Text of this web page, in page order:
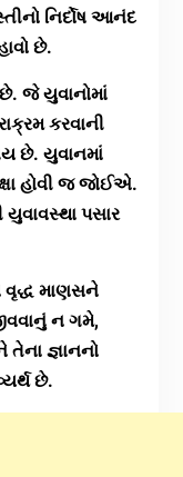
નિર્દોષ આનંદ
છે.
જે યુવાનોમાં
કરવાની
છે. યુવાનમાં
હોવી જ જોઈએ.
પસાર
વૃદ્ધ માણસને
ન ગમે,
જ્ઞાનનો
છે.